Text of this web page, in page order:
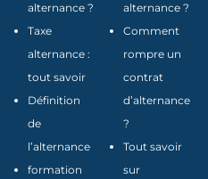
alternance ?
Taxe
alternance :
tout savoir
Définition
de
l’alternance
formation
alternance ?
Comment
rompre un
contrat
d’alternance
?
Tout savoir
sur